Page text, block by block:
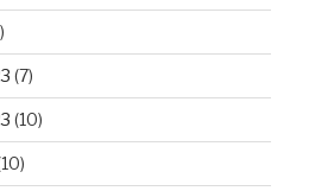
(7)
(10)